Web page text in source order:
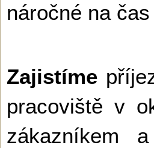
náročné na
Zajistíme
pracoviště v
zákazníkem